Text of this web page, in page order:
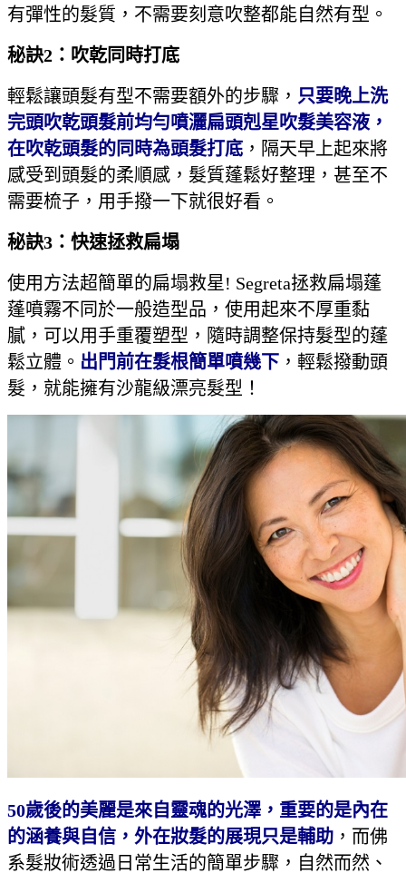
有彈性的髮質，不需要刻意吹整都能自然有型。
秘訣2：吹乾同時打底
輕鬆讓頭髮有型不需要額外的步驟， 只要晚上洗
完頭吹乾頭髮前均勻噴灑扁頭剋星吹髮美容液，
在吹乾頭髮的同時為頭髮打底 ，隔天早上起來將
感受到頭髮的柔順感，髮質蓬鬆好整理，甚至不
需要梳子，用手撥一下就很好看。
秘訣3：快速拯救扁塌
使用方法超簡單的扁塌救星! Segreta拯救扁塌蓬
蓬噴霧不同於一般造型品，使用起來不厚重黏
膩，可以用手重覆塑型，隨時調整保持髮型的蓬
鬆立體。 出門前在髮根簡單噴幾下 ，輕鬆撥動頭
髮，就能擁有沙龍級漂亮髮型！
50歲後的美麗是來自靈魂的光澤，重要的是內在
的涵養與自信，外在妝髮的展現只是輔助 ，而佛
系髮妝術透過日常生活的簡單步驟，自然而然、